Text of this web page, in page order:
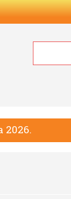
2026.